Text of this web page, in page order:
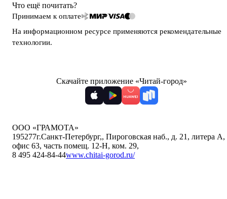
Что ещё почитать?
Принимаем к оплате
На информационном ресурсе применяются рекомендательные
технологии.
Скачайте приложение «Читай-город»
ООО «ГРАМОТА»
195277г.Санкт-Петербург,, Пироговская наб., д. 21, литера А,
офис 63, часть помещ. 12-Н, ком. 29,
8 495 424-84-44www.chitai-gorod.ru/